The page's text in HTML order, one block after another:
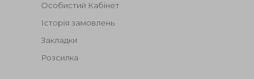
Особистий Кабінет
Історія замовлень
Закладки
Розсилка